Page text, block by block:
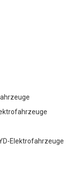
Elektrofahrzeuge